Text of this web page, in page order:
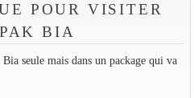
POUR VISITER
BIA
seule mais dans un package qui va